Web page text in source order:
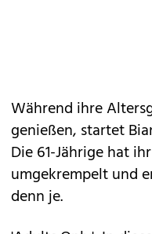
Während ihre
genießen, startet
Die 61-Jährige hat
umgekrempelt und
denn je.